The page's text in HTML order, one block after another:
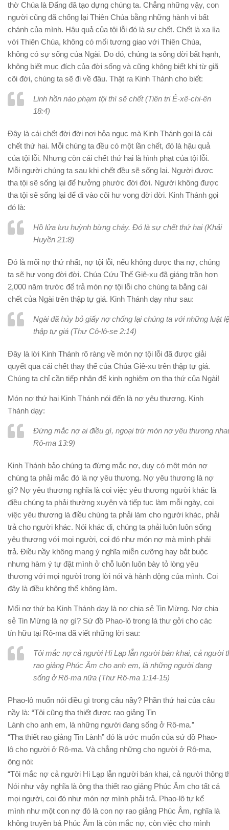
thờ Chúa là Đấng đã tạo dựng chúng ta. Chẳng những vậy, con
người cũng đã chống lại Thiên Chúa bằng những hành vi bất
chánh của mình. Hậu quả của tội lỗi đó là sự chết. Chết là xa lìa
với Thiên Chúa, không có mối tương giao với Thiên Chúa,
không có sự sống của Ngài. Do đó, chúng ta sống đời bất hạnh,
không biết mục đích của đời sống và cũng không biết khi từ giã
cõi đời, chúng ta sẽ đi về đâu. Thật ra Kinh Thánh cho biết:
Linh hồn nào phạm tội thì sẽ chết (Tiên tri Ê-xê-chi-ên
18:4)
Đây là cái chết đời đời nơi hỏa ngục mà Kinh Thánh gọi là cái
chết thứ hai. Mỗi chúng ta đều có một lần chết, đó là hậu quả
của tội lỗi. Nhưng còn cái chết thứ hai là hình phạt của tội lỗi.
Mỗi người chúng ta sau khi chết đều sẽ sống lại. Người được
tha tội sẽ sống lại để hưởng phước đời đời. Người không được
tha tội sẽ sống lại để đi vào cõi hư vong đời đời. Kinh Thánh gọi
đó là:
Hồ lửa lưu huỳnh bừng cháy. Đó là sự chết thứ hai (Khải
Huyền 21:8)
Đó là mối nợ thứ nhất, nợ tội lỗi, nếu không được tha nợ, chúng
ta sẽ hư vong đời đời. Chúa Cứu Thế Giê-xu đã giáng trần hơn
2,000 năm trước để trả món nợ tội lỗi cho chúng ta bằng cái
chết của Ngài trên thập tự giá. Kinh Thánh dạy như sau:
Ngài đã hủy bỏ giấy nợ chống lại chúng ta với những luật
thập tự giá (Thư Cô-lô-se 2:14)
Đây là lời Kinh Thánh rõ ràng về món nợ tội lỗi đã được giải
quyết qua cái chết thay thế của Chúa Giê-xu trên thập tự giá.
Chúng ta chỉ cần tiếp nhận để kinh nghiệm ơn tha thứ của Ngài!
Món nợ thứ hai Kinh Thánh nói đến là nợ yêu thương. Kinh
Thánh dạy:
Đừng mắc nợ ai điều gì, ngoại trừ món nợ yêu thương
Rô-ma 13:9)
Kinh Thánh bảo chúng ta đừng mắc nợ, duy có một món nợ
chúng ta phải mắc đó là nợ yêu thương. Nợ yêu thương là nợ
gì? Nợ yêu thương nghĩa là coi việc yêu thương người khác là
điều chúng ta phải thường xuyên và tiếp tục làm mỗi ngày, coi
việc yêu thương là điều chúng ta phải làm cho người khác, phải
trả cho người khác. Nói khác đi, chúng ta phải luôn luôn sống
yêu thương với mọi người, coi đó như món nợ mà mình phải
trả. Điều nầy không mang ý nghĩa miễn cưỡng hay bắt buộc
nhưng hàm ý tự đặt mình ở chỗ luôn luôn bày tỏ lòng yêu
thương với mọi người trong lời nói và hành dộng của mình. Coi
đây là điều không thể không làm.
Mối nợ thứ ba Kinh Thánh dạy là nợ chia sẻ Tin Mừng. Nợ chia
sẻ Tin Mừng là nợ gì? Sứ đồ Phao-lô trong lá thư gởi cho các
tín hữu tại Rô-ma đã viết những lời sau:
Tôi mắc nợ cả người Hi Lạp lẫn người bán khai, cả người
rao giảng Phúc Âm cho anh em, là những người đang
sống ở Rô-ma nữa (Thư Rô-ma 1:14-15)
Phao-lô muốn nói điều gì trong câu nầy? Phần thứ hai của câu
nầy là: “Tôi cũng tha thiết được rao giảng Tin
Lành cho anh em, là những người đang sống ở Rô-ma.”
“Tha thiết rao giảng Tin Lành” đó là ước muốn của sứ đồ Phao-
lô cho người ở Rô-ma. Và chẳng những cho người ở Rô-ma,
ông nói:
“Tôi mắc nợ cả người Hi Lạp lẫn người bán khai, cả người thông
Nói như vậy nghĩa là ông tha thiết rao giảng Phúc Âm cho tất cả
mọi người, coi đó như món nợ mình phải trả. Phao-lô tự kể
mình như một con nợ đó là con nợ rao giảng Phúc Âm, nghĩa là
không truyền bá Phúc Âm là còn mắc nợ, còn việc cho mình